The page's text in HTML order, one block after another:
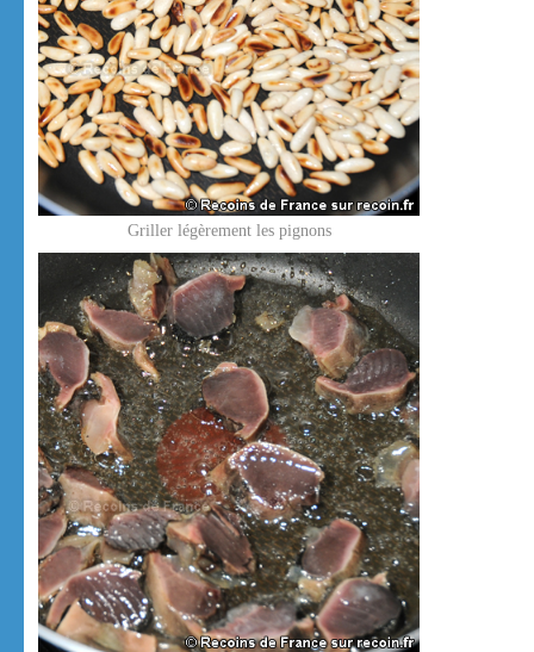
Griller légèrement les pignons